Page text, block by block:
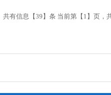
共有信息【39】条 当前第【1】页，